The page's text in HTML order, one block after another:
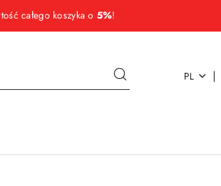
całego koszyka o 5%!
PL |